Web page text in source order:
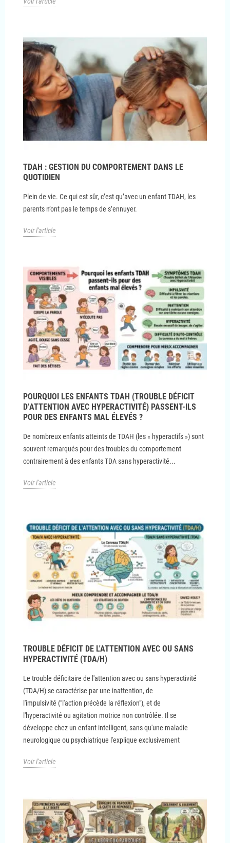
TDAH : GESTION DU COMPORTEMENT DANS LE
QUOTIDIEN
Plein de vie. Ce qui est sûr, c’est qu’avec un enfant TDAH, les
parents n’ont pas le temps de s’ennuyer.
Voir l'article
POURQUOI LES ENFANTS TDAH (TROUBLE DÉFICIT
D’ATTENTION AVEC HYPERACTIVITÉ) PASSENT-ILS
POUR DES ENFANTS MAL ÉLEVÉS ?
De nombreux enfants atteints de TDAH (les « hyperactifs ») sont
souvent remarqués pour des troubles du comportement
contrairement à des enfants TDA sans hyperactivité...
Voir l'article
TROUBLE DÉFICIT DE L'ATTENTION AVEC OU SANS
HYPERACTIVITÉ (TDA/H)
Le trouble déficitaire de l'attention avec ou sans hyperactivité
(TDA/H) se caractérise par une inattention, de
l'impulsivité ("l'action précède la réflexion"), et de
l'hyperactivité ou agitation motrice non contrôlée. Il se
développe chez un enfant intelligent, sans qu'une maladie
neurologique ou psychiatrique l'explique exclusivement
Voir l'article